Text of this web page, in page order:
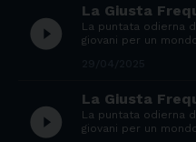
play_circle_filled
La Giusta
La puntata odierna
giovani per un
play_circle_filled
La Giusta
La puntata odierna
giovani per un